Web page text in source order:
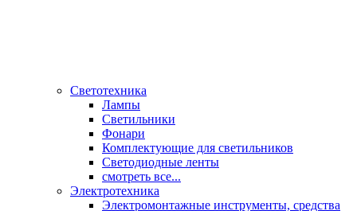
Светотехника
Лампы
Светильники
Фонари
Комплектующие для светильников
Светодиодные ленты
смотреть все...
Электротехника
Электромонтажные инструменты, средства